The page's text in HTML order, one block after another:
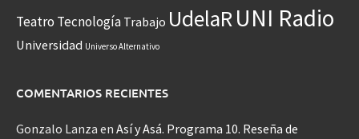
Teatro Tecnología Trabajo UdelaRUNI Radio
Universidad Universo Alternativo
COMENTARIOS RECIENTES
Gonzalo Lanza en Así y Asá. Programa 10. Reseña de